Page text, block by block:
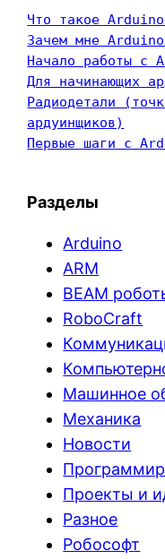
Что такое
Зачем мне
Начало работы с
Для начинающих
Радиодетали
ардуинщиков)
Первые шаги с
Разделы
Arduino
ARM
BEAM
RoboCraft
Машинное
Механика
Новости
Проекты и
Разное
Робософт